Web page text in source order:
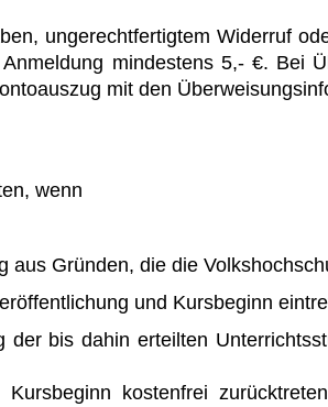
ungerechtfertigtem Widerruf
mindestens 5,- €. Bei
mit den
wenn
Gründen, die die
und Kursbeginn
bis dahin erteilten
kostenfrei